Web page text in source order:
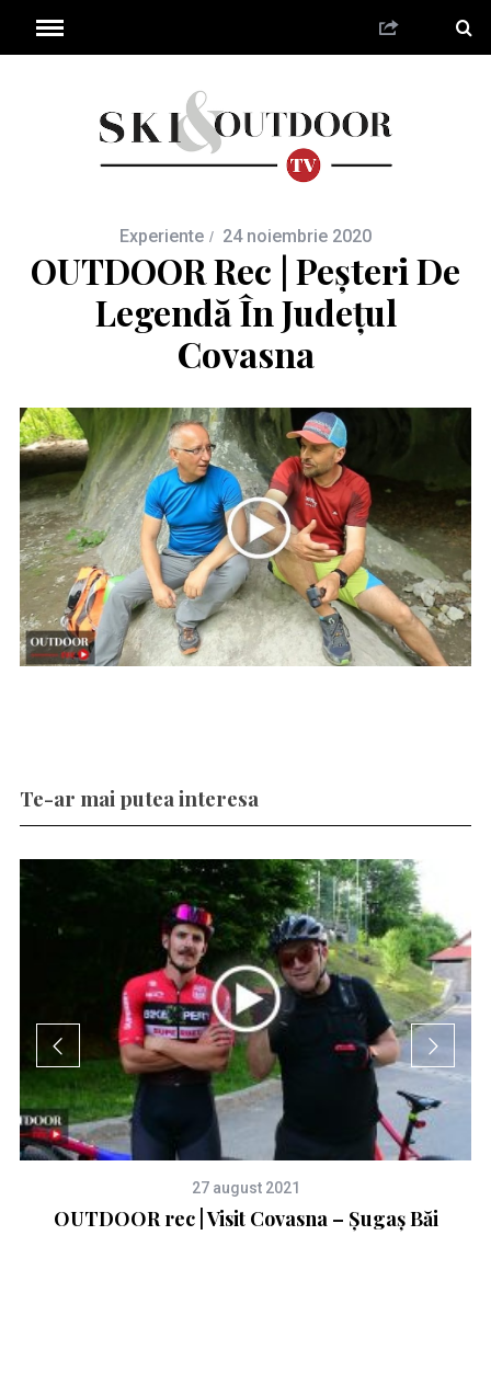
Experiente 24 noiembrie 2020
OUTDOOR Rec | Peșteri De
Legendă În Județul
Covasna
Te-ar mai putea interesa
27 august 2021
OUTDOOR rec | Visit Covasna – Șugaș Băi